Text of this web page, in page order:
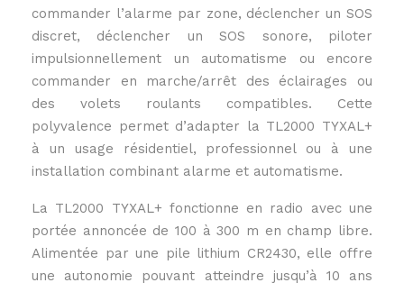
commander l’alarme par zone, déclencher un SOS
discret, déclencher un SOS sonore, piloter
impulsionnellement un automatisme ou encore
commander en marche/arrêt des éclairages ou
des volets roulants compatibles. Cette
polyvalence permet d’adapter la TL2000 TYXAL+
à un usage résidentiel, professionnel ou à une
installation combinant alarme et automatisme.
La TL2000 TYXAL+ fonctionne en radio avec une
portée annoncée de 100 à 300 m en champ libre.
Alimentée par une pile lithium CR2430, elle offre
une autonomie pouvant atteindre jusqu’à 10 ans